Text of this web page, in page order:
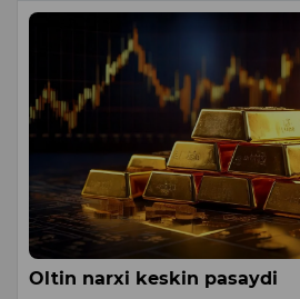
Oltin narxi keskin pasaydi